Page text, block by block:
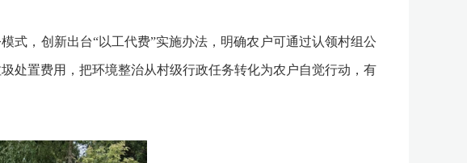
，创新出台“以工代费”实施办法，明确农户可通过认领村组公
处置费用，把环境整治从村级行政任务转化为农户自觉行动，有